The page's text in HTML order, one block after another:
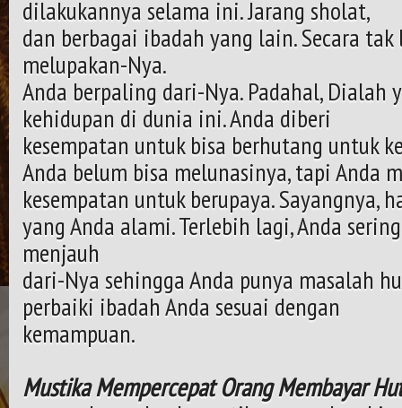
dilakukannya selama ini. Jarang sholat,
dan berbagai ibadah yang lain. Secara
melupakan-Nya.
Anda berpaling dari-Nya. Padahal, Dialah
kehidupan di dunia ini. Anda diberi
kesempatan untuk bisa berhutang untuk
Anda belum bisa melunasinya, tapi Anda
kesempatan untuk berupaya. Sayangnya,
yang Anda alami. Terlebih lagi, Anda
menjauh
dari-Nya sehingga Anda punya masalah
perbaiki ibadah Anda sesuai dengan
kemampuan.
Mustika Mempercepat Orang Membayar